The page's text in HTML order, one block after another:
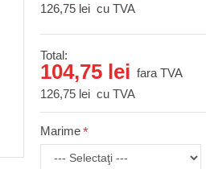
126,75 lei cu TVA
Total:
104,75 lei fara TVA
126,75 lei cu TVA
Marime